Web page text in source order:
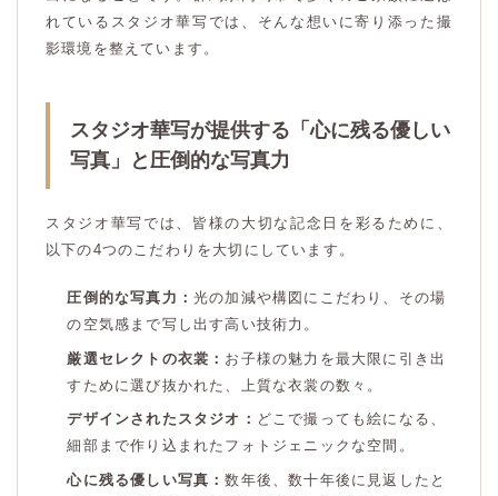
れているスタジオ華写では、そんな想いに寄り添った撮
影環境を整えています。
スタジオ華写が提供する「心に残る優しい
写真」と圧倒的な写真力
スタジオ華写では、皆様の大切な記念日を彩るために、
以下の4つのこだわりを大切にしています。
圧倒的な写真力：光の加減や構図にこだわり、その場
の空気感まで写し出す高い技術力。
厳選セレクトの衣裳： お子様の魅力を最大限に引き出
すために選び抜かれた、上質な衣裳の数々。
デザインされたスタジオ： どこで撮っても絵になる、
細部まで作り込まれたフォトジェニックな空間。
心に残る優しい写真：数年後、数十年後に見返したと